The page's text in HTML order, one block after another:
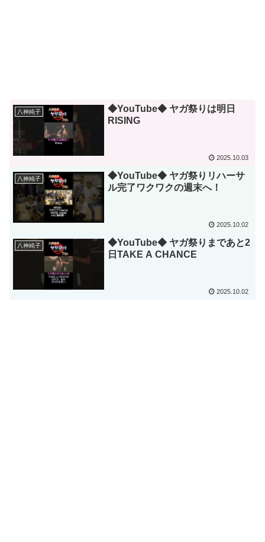
八神純子
◆YouTube◆ ヤガ祭りは明日
RISING
2025.10.03
八神純子
◆YouTube◆ ヤガ祭りリハーサ
ル完了ワクワクの週末へ！
2025.10.02
八神純子
◆YouTube◆ ヤガ祭りまであと2
日TAKE A CHANCE
2025.10.02